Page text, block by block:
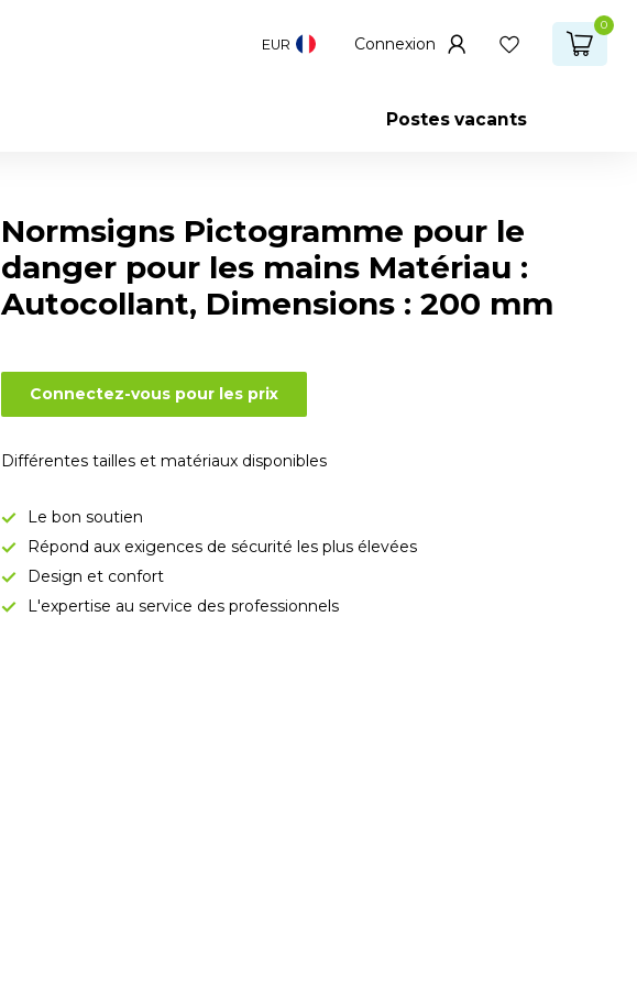
EUR Connexion
0
Postes vacants
Normsigns Pictogramme pour le
danger pour les mains Matériau :
Autocollant, Dimensions : 200 mm
Connectez-vous pour les prix
Différentes tailles et matériaux disponibles
Le bon soutien
Répond aux exigences de sécurité les plus élevées
Design et confort
L'expertise au service des professionnels